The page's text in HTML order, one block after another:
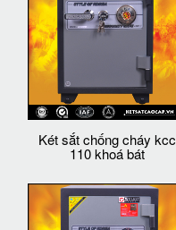
Két sắt chống cháy kcc
110 khoá bát